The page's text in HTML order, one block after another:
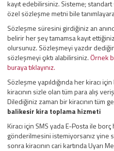
kayıt edebilirsiniz. Sisteme;
özel sözleşme metni bile
Sözleşme süresini girdiğiniz an
belirir her şey tamamsa kayıt
olursunuz. Sözleşmeyi yazdır
sözleşmeyi çıktı alabilirsiniz.Örnek
buraya tıklayınız.
Sözleşme yapıldığında her kiracı
kiracının sizle olan tüm para alış
Dilediğiniz zaman bir kiracının tüm
balikesir kira toplama hizmeti
Kiracı için SMS yada E-Posta ile borç
gönderilmesini istemiyorsanız yine
sonra kiracının cari kartında Uyarı